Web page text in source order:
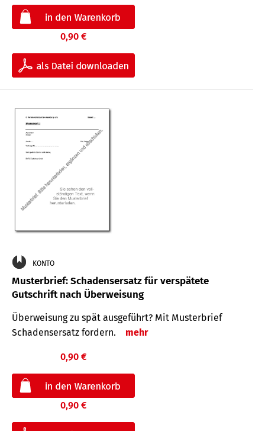
0,90 €
KONTO
Musterbrief: Schadensersatz für verspätete
Gutschrift nach Überweisung
Überweisung zu spät ausgeführt? Mit Musterbrief
Schadensersatz fordern.
mehr
0,90 €
0,90 €